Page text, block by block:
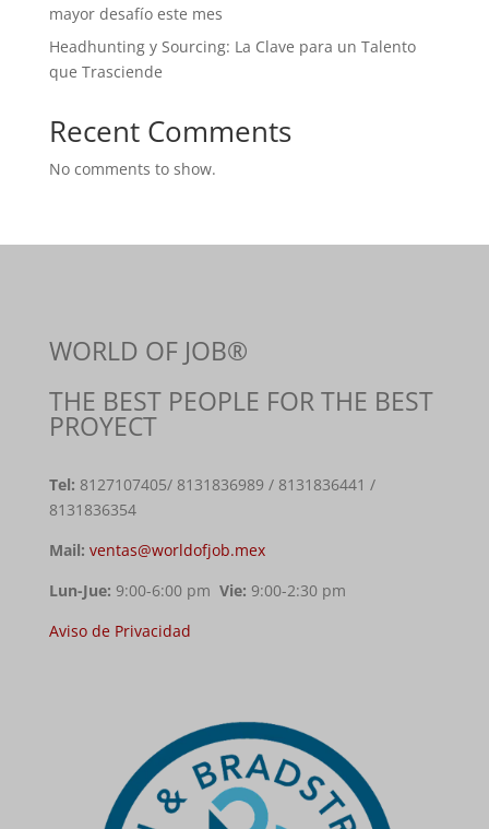
mayor desafío este mes
Headhunting y Sourcing: La Clave para un Talento
que Trasciende
Recent Comments
No comments to show.
WORLD OF JOB®
THE BEST PEOPLE FOR THE BEST
PROYECT
Tel: 8127107405/ 8131836989 / 8131836441 /
8131836354
Mail: ventas@worldofjob.mex
Lun-Jue: 9:00-6:00 pm Vie: 9:00-2:30 pm
Aviso de Privacidad